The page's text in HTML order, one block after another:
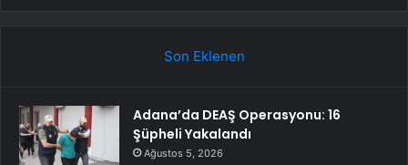
Son Eklenen
Adana’da DEAŞ Operasyonu: 16
Şüpheli Yakalandı
Ağustos 5, 2026